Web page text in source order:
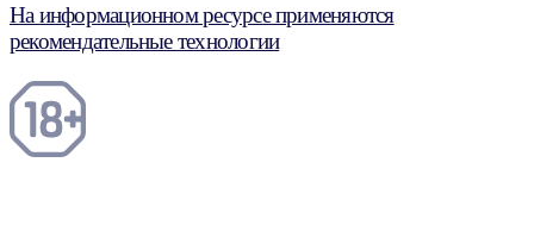
На информационном ресурсе применяются
рекомендательные технологии